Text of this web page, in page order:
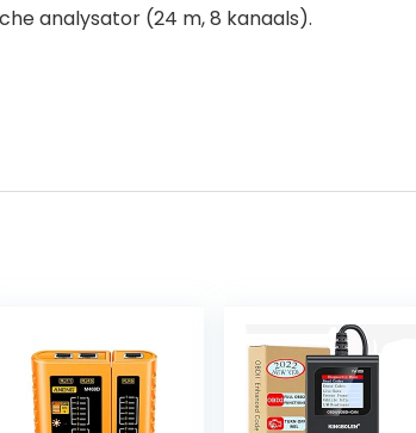
analysator (24 m, 8 kanaals).